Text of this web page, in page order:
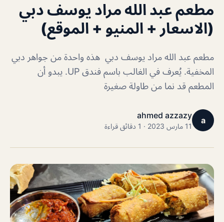
مطعم عبد الله مراد يوسف دبي
(الاسعار + المنيو + الموقع)
مطعم عبد الله مراد يوسف دبي هذه واحدة من جواهر دبي
المخفية. يُعرف في الغالب باسم فندق UP. يبدو أن
المطعم قد نما من طاولة صغيرة
a
ahmed azzazy
11 مارس 2023 · 1 دقائق قراءة